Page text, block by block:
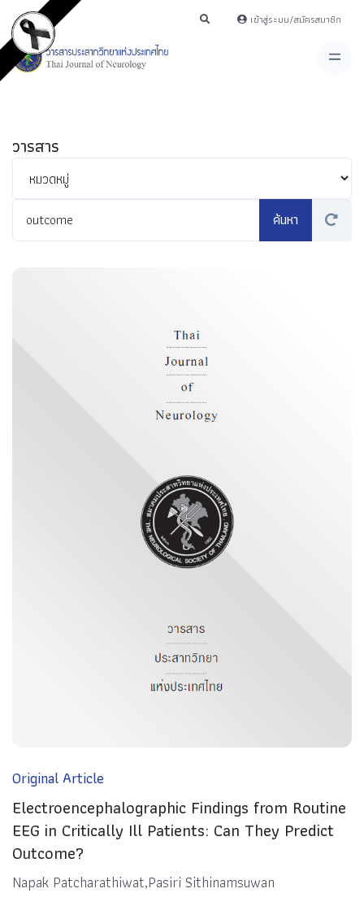
เข้าสู่ระบบ/สมัครสมาชิก
วารสาร
Original Article
Electroencephalographic Findings from Routine
EEG in Critically Ill Patients: Can They Predict
Outcome?
Napak Patcharathiwat,Pasiri Sithinamsuwan